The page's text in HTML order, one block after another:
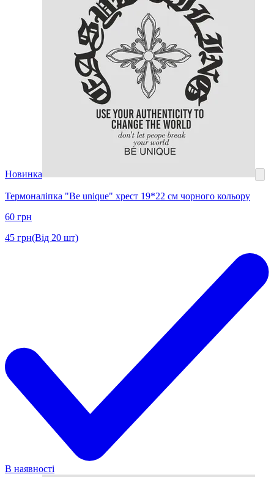
Новинка
Термоналіпка "Be unique" хрест 19*22 см чорного кольору
60 грн
45 грн(Від 20 шт)
В наявності